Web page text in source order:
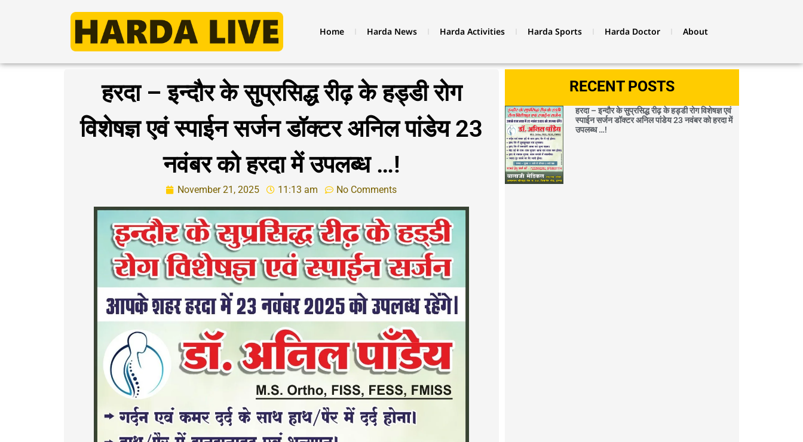
Home Harda News Harda Activities Harda Sports Harda Doctor About
हरदा – इन्दौर के सुप्रसिद्ध रीढ़ के हड्डी रोग
विशेषज्ञ एवं स्पाईन सर्जन डॉक्टर अनिल पांडेय 23
नवंबर को हरदा में उपलब्ध …!
November 21, 2025 11:13 am No Comments
RECENT POSTS
हरदा – इन्दौर के सुप्रसिद्ध रीढ़ के हड्डी रोग विशेषज्ञ एवं
स्पाईन सर्जन डॉक्टर अनिल पांडेय 23 नवंबर को हरदा में
उपलब्ध …!